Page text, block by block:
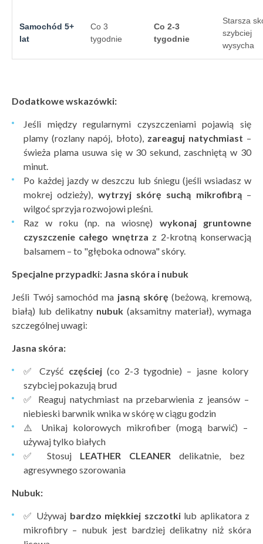
Samochód 5+
lat
Co 3
tygodnie
Co 2-3
tygodnie
Starsza
szybciej
wysycha
Dodatkowe wskazówki:
Jeśli między regularnymi czyszczeniami pojawią się
plamy (rozlany napój, błoto), zareaguj natychmiast –
świeża plama usuwa się w 30 sekund, zaschniętą w 30
minut.
Po każdej jazdy w deszczu lub śniegu (jeśli wsiadasz w
mokrej odzieży), wytrzyj skórę suchą mikrofibrą–
wilgoć sprzyja rozwojowi pleśni.
Raz w roku (np. na wiosnę) wykonaj gruntowne
czyszczenie całego wnętrza z 2-krotną konserwacją
balsamem – to "głęboka odnowa" skóry.
Specjalne przypadki: Jasna skóra i nubuk
Jeśli Twój samochód ma jasną skórę (beżową, kremową,
białą) lub delikatny nubuk (aksamitny materiał), wymaga
szczególnej uwagi:
Jasna skóra:
✅ Czyść częściej(co 2-3 tygodnie) – jasne kolory
szybciej pokazują brud
✅ Reaguj natychmiast na przebarwienia z jeansów –
niebieski barwnik wnika w skórę w ciągu godzin
⚠️ Unikaj kolorowych mikrofiber (mogą barwić) –
używaj tylko białych
✅ Stosuj LEATHER CLEANER delikatnie, bez
agresywnego szorowania
Nubuk:
✅ Używaj bardzo miękkiej szczotkilub aplikatora z
mikrofibry – nubuk jest bardziej delikatny niż skóra